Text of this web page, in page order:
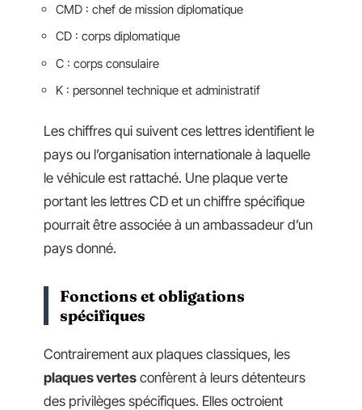
CMD : chef de mission diplomatique
CD : corps diplomatique
C : corps consulaire
K : personnel technique et administratif
Les chiffres qui suivent ces lettres identifient le
pays ou l’organisation internationale à laquelle
le véhicule est rattaché. Une plaque verte
portant les lettres CD et un chiffre spécifique
pourrait être associée à un ambassadeur d’un
pays donné.
Fonctions et obligations
spécifiques
Contrairement aux plaques classiques, les
plaques vertes confèrent à leurs détenteurs
des privilèges spécifiques. Elles octroient